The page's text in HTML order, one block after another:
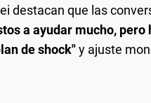
destacan que las
a ayudar mucho,
de shock"y ajuste